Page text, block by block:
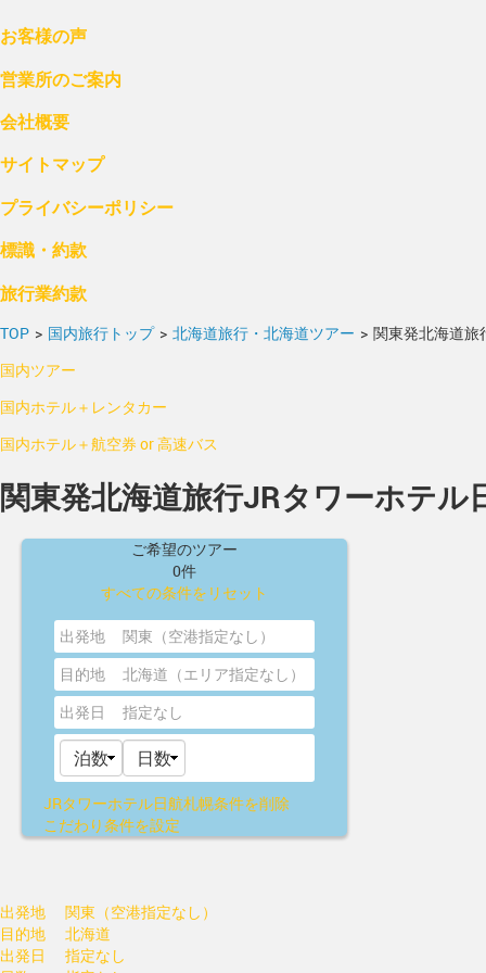
お客様の声
営業所のご案内
会社概要
サイトマップ
プライバシーポリシー
標識・約款
旅行業約款
TOP > 国内旅行トップ > 北海道旅行・北海道ツアー > 関東発北海道旅
国内ツアー
国内ホテル＋レンタカー
国内ホテル＋航空券 or 高速バス
関東発北海道旅行JRタワーホテル
ご希望のツアー
0件
すべての条件をリセット
出発地
関東（空港指定なし）
目的地
北海道（エリア指定なし）
出発日
指定なし
JRタワーホテル日航札幌条件を削除
こだわり条件を設定
出発地
関東（空港指定なし）
目的地
北海道
出発日
指定なし